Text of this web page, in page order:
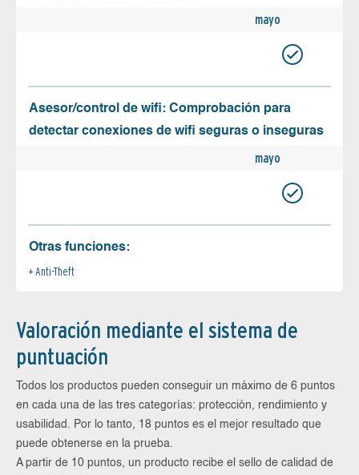
mayo
Asesor/control de wifi: Comprobación para
detectar conexiones de wifi seguras o inseguras
mayo
Otras funciones:
Anti-Theft
Valoración mediante el sistema de
puntuación
Todos los productos pueden conseguir un máximo de 6 puntos
en cada una de las tres categorías: protección, rendimiento y
usabilidad. Por lo tanto, 18 puntos es el mejor resultado que
puede obtenerse en la prueba.
A partir de 10 puntos, un producto recibe el sello de calidad de